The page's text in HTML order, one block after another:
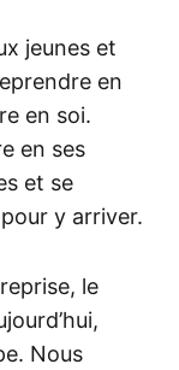
jeunes et
en
en soi.
en ses
et se
y arriver.
le
Nous